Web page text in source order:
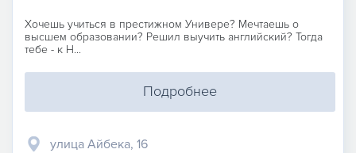
Хочешь учиться в престижном Универе? Мечтаешь о
высшем образовании? Решил выучить английский? Тогда
тебе - к Н...
Подробнее
улица Айбека, 16